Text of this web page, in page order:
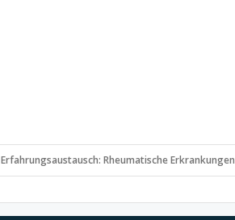
Erfahrungsaustausch: Rheumatische Erkrankungen